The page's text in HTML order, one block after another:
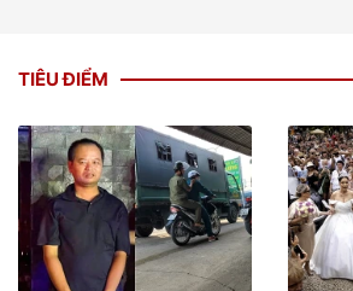
TIÊU ĐIỂM